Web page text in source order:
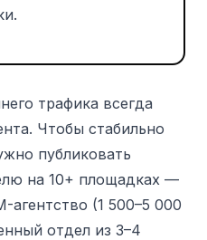
трафика всегда
Чтобы стабильно
публиковать
на 10+ площадках —
агентство (1 500–5 000
отдел из 3–4